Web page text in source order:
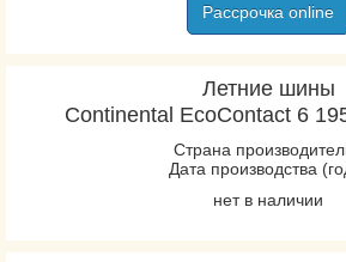
Рассрочка online
Летние шины
Continental EcoContact 6
Страна
Дата производства
нет в наличии